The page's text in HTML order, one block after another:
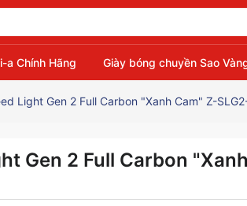
a Chính Hãng Giày bóng chuyền Sao
Light Gen 2 Full Carbon "Xanh Cam" Z-
Gen 2 Full Carbon